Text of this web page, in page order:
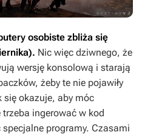
osobiste zbliża się
Nic więc dziwnego, że
wersję konsolową i starają
żeby te nie pojawiły
się okazuje, aby móc
ingerować w kod
programy. Czasami